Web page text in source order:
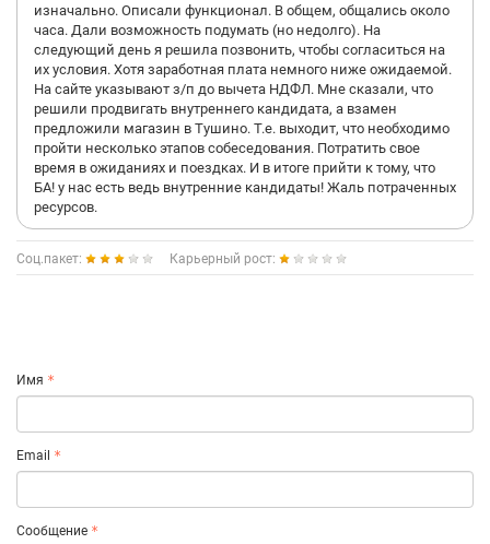
изначально. Описали функционал. В общем, общались около
часа. Дали возможность подумать (но недолго). На
следующий день я решила позвонить, чтобы согласиться на
их условия. Хотя заработная плата немного ниже ожидаемой.
На сайте указывают з/п до вычета НДФЛ. Мне сказали, что
решили продвигать внутреннего кандидата, а взамен
предложили магазин в Тушино. Т.е. выходит, что необходимо
пройти несколько этапов собеседования. Потратить свое
время в ожиданиях и поездках. И в итоге прийти к тому, что
БА! у нас есть ведь внутренние кандидаты! Жаль потраченных
ресурсов.
Соц.пакет: Карьерный рост:
Имя
Email
Сообщение